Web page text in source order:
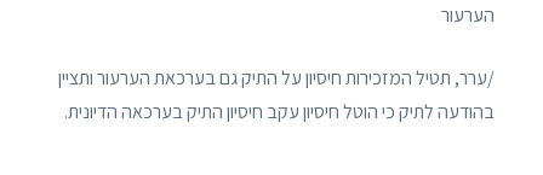
הערעור
/ערר, תטיל המזכירות חיסיון על התיק גם בערכאת הערעור ותציין
בהודעה לתיק כי הוטל חיסיון עקב חיסיון התיק בערכאה הדיונית.